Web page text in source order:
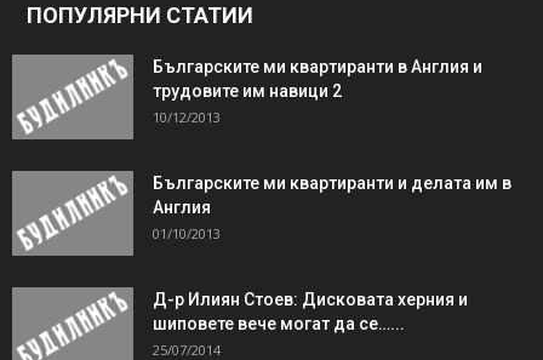
ПОПУЛЯРНИ СТАТИИ
Българските ми квартиранти в Англия и
трудовите им навици 2
10/12/2013
Българските ми квартиранти и делата им в
Англия
01/10/2013
Д-р Илиян Стоев: Дисковата херния и
шиповете вече могат да се…...
25/07/2014